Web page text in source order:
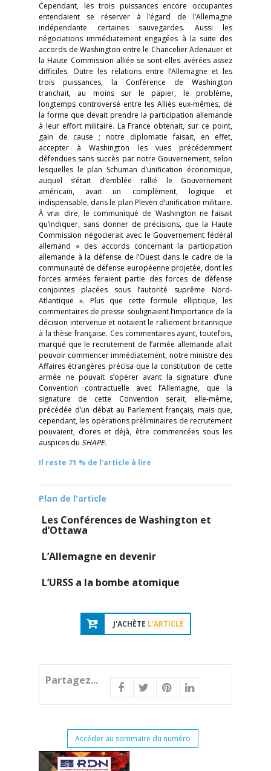
Cependant, les trois puissances encore occupantes
entendaient se réserver à l’égard de l’Allemagne
indépendante certaines sauvegardes. Aussi les
négociations immédiatement engagées à la suite des
accords de Washington entre le Chancelier Adenauer et
la Haute Commission alliée se sont-elles avérées assez
difficiles. Outre les relations entre l’Allemagne et les
trois puissances, la Conférence de Washington
tranchait, au moins sur le papier, le problème,
longtemps controversé entre les Alliés eux-mêmes, de
la forme que devait prendre la participation allemande
à leur effort militaire. La France obtenait, sur ce point,
gain de cause ; notre diplomatie faisait, en effet,
accepter à Washington les vues précédemment
défendues sans succès par notre Gouvernement, selon
lesquelles le plan Schuman d’unification économique,
auquel s’était d’emblée rallié le Gouvernement
américain, avait un complément, logique et
indispensable, dans le plan Pleven d’unification militaire.
À vrai dire, le communiqué de Washington ne faisait
qu’indiquer, sans donner de précisions, que la Haute
Commission négocierait avec le Gouvernement fédéral
allemand « des accords concernant la participation
allemande à la défense de l’Ouest dans le cadre de la
communauté de défense européenne projetée, dont les
forces armées feraient partie des forces de défense
conjointes placées sous l’autorité suprême Nord-
Atlantique ». Plus que cette formule elliptique, les
commentaires de presse soulignaient l’importance de la
décision intervenue et notaient le ralliement britannique
à la thèse française. Ces commentaires ayant, toutefois,
marqué que le recrutement de l’armée allemande allait
pouvoir commencer immédiatement, notre ministre des
Affaires étrangères précisa que la constitution de cette
armée ne pouvait s’opérer avant la signature d’une
Convention contractuelle avec l’Allemagne, que la
signature de cette Convention serait, elle-même,
précédée d’un débat au Parlement français, mais que,
cependant, les opérations préliminaires de recrutement
pouvaient, d’ores et déjà, être commencées sous les
auspices du SHAPE.
Il reste 71 % de l'article à lire
Plan de l'article
Les Conférences de Washington et
d’Ottawa
L’Allemagne en devenir
L’URSS a la bombe atomique
J'ACHÈTE L'ARTICLE
Partagez...
Accéder au sommaire du numéro